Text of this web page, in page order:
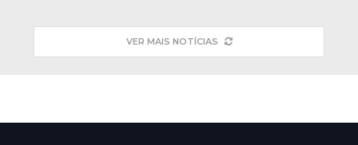
VER MAIS NOTÍCIAS